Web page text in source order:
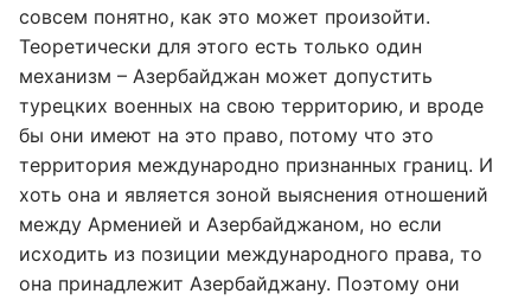
совсем понятно, как это может произойти.
Теоретически для этого есть только один
механизм – Азербайджан может допустить
турецких военных на свою территорию, и вроде
бы они имеют на это право, потому что это
территория международно признанных границ. И
хоть она и является зоной выяснения отношений
между Арменией и Азербайджаном, но если
исходить из позиции международного права, то
она принадлежит Азербайджану. Поэтому они